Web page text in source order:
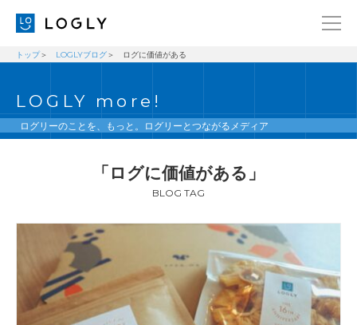
日本語
経営理念
メッセージ
事業内容
採用情報
IR
トップ LOGLYブログ ログに価値がある
LOGLY more!
ログリーのことを、もっと。ログリーとつながるメディア
「ログに価値がある」
BLOG TAG